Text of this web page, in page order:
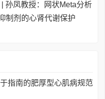
孙凤教授：网状Meta分析
制剂的心肾代谢保护
指南的肥厚型心肌病规范